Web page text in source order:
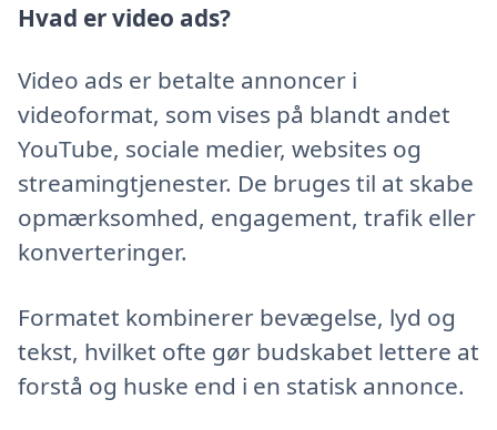
Hvad er video ads?
Video ads er betalte annoncer i
videoformat, som vises på blandt andet
YouTube, sociale medier, websites og
streamingtjenester. De bruges til at skabe
opmærksomhed, engagement, trafik eller
konverteringer.
Formatet kombinerer bevægelse, lyd og
tekst, hvilket ofte gør budskabet lettere at
forstå og huske end i en statisk annonce.